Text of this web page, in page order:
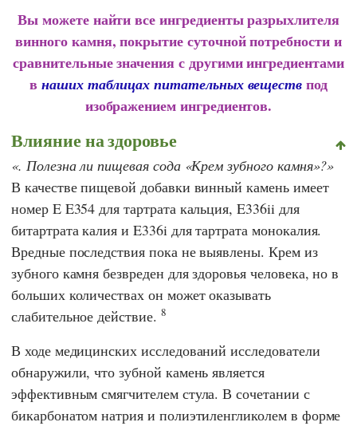
Вы можете найти все ингредиенты разрыхлителя
винного камня, покрытие суточной потребности и
сравнительные значения с другими ингредиентами
в наших таблицах питательных веществ под
изображением ингредиентов.
Влияние на здоровье
. Полезна ли пищевая сода «Крем зубного камня»?
В качестве пищевой добавки винный камень имеет
номер E E354 для тартрата кальция, E336ii для
битартрата калия и E336i для тартрата монокалия.
Вредные последствия пока не выявлены. Крем из
зубного камня безвреден для здоровья человека, но в
больших количествах он может оказывать
слабительное действие. 8
В ходе медицинских исследований исследователи
обнаружили, что зубной камень является
эффективным смягчителем стула. В сочетании с
бикарбонатом натрия и полиэтиленгликолем в форме